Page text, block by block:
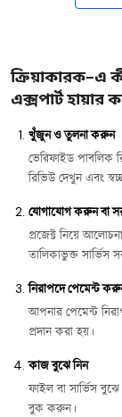
ক্রিয়াকারক-এ
এক্সপার্ট হায়ার
খুঁজুন ও তুলনা করুন
ভেরিফাইড পাবলিক
রিভিউ দেখুন এবং
যোগাযোগ করুন বা
প্রজেক্ট নিয়ে
তালিকাভুক্ত
নিরাপদে পেমেন্ট
আপনার পেমেন্ট
প্রদান করা হয়।
কাজ বুঝে নিন
ফাইল বা সার্ভিস
বুক করুন।